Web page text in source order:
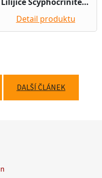
DALŠÍ ČLÁNEK